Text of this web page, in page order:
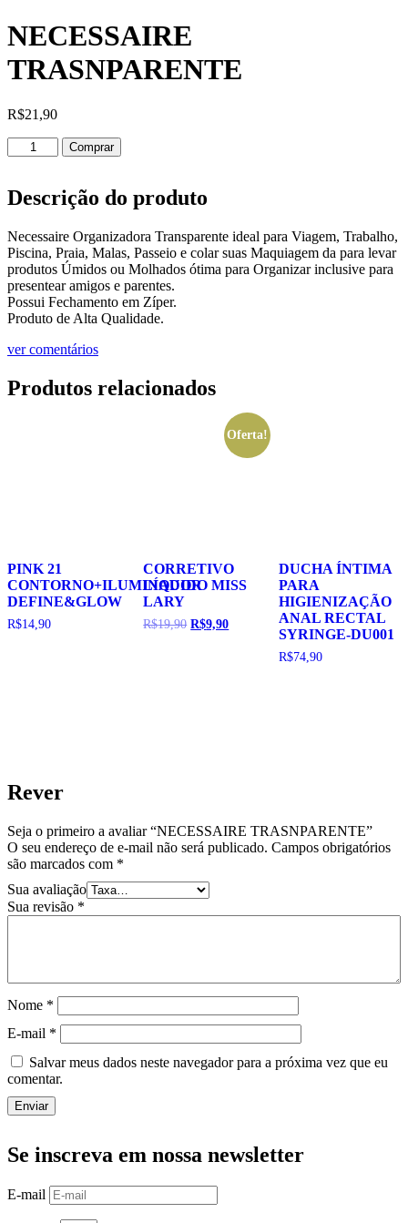
NECESSAIRE
TRASNPARENTE
R$21,90
NECESSAIRE
TRASNPARENTE
Comprar
Descrição do produto
Necessaire Organizadora Transparente ideal para Viagem, Trabalho,
Piscina, Praia, Malas, Passeio e colar suas Maquiagem da para levar
produtos Úmidos ou Molhados ótima para Organizar inclusive para
presentear amigos e parentes.
Possui Fechamento em Zíper.
Produto de Alta Qualidade.
ver comentários
Produtos relacionados
PINK 21
CONTORNO+ILUMINADOR
DEFINE&GLOW
R$14,90
Oferta!
CORRETIVO
LÍQUIDO MISS
LARY
R$19,90 O
R$9,90O
DUCHA ÍNTIMA
PARA
HIGIENIZAÇÃO
ANAL RECTAL
SYRINGE-DU001
R$74,90
Rever
Seja o primeiro a avaliar “NECESSAIRE TRASNPARENTE”
O seu endereço de e-mail não será publicado. Campos obrigatórios
são marcados com *
Sua avaliação
Sua revisão *
Nome *
E-mail *
Salvar meus dados neste navegador para a próxima vez que eu
comentar.
Enviar
Se inscreva em nossa newsletter
E-mail